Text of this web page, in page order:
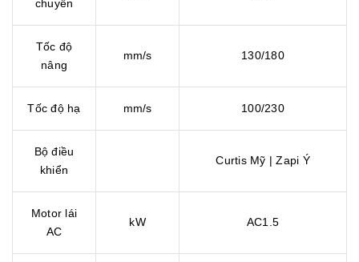
chuyển
Tốc độ
nâng
mm/s 130/180
Tốc độ hạ mm/s 100/230
Bộ điều
khiển
Curtis Mỹ | Zapi Ý
Motor lái
AC
kW AC1.5